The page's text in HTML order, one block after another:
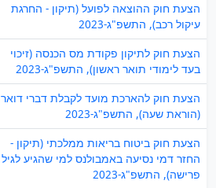
הצעת חוק ההוצאה לפועל (תיקון - החרגת
עיקול רכב), התשפ"ג-2023
הצעת חוק לתיקון פקודת מס הכנסה (זיכוי
בעד לימודי תואר ראשון), התשפ"ג-2023
הצעת חוק להארכת מועד לקבלת דברי דואר
(הוראת שעה), התשפ"ג-2023
הצעת חוק ביטוח בריאות ממלכתי (תיקון -
החזר דמי נסיעה באמבולנס למי שהגיע לגיל
פרישה), התשפ"ג-2023